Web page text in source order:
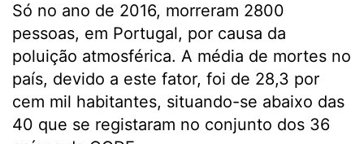
Só no ano de 2016, morreram 2800
pessoas, em Portugal, por causa da
poluição atmosférica. A média de mortes no
país, devido a este fator, foi de 28,3 por
cem mil habitantes, situando-se abaixo das
40 que se registaram no conjunto dos 36